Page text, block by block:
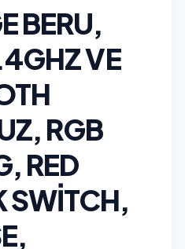
BERU,
VE
RGB
RED
SWITCH,